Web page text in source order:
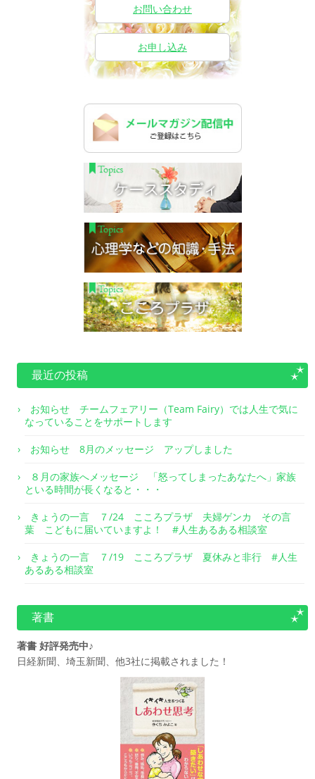
お問い合わせ
お申し込み
最近の投稿
お知らせ チームフェアリー（Team Fairy）では人生で気に
なっていることをサポートします
お知らせ 8月のメッセージ アップしました
８月の家族へメッセージ 「怒ってしまったあなたへ」家族
といる時間が長くなると・・・
きょうの一言 ７/24 こころプラザ 夫婦ゲンカ その言
葉 こどもに届いていますよ！ #人生あるある相談室
きょうの一言 ７/19 こころプラザ 夏休みと非行 #人生
あるある相談室
著書
著書 好評発売中♪
日経新聞、埼玉新聞、他3社に掲載されました！